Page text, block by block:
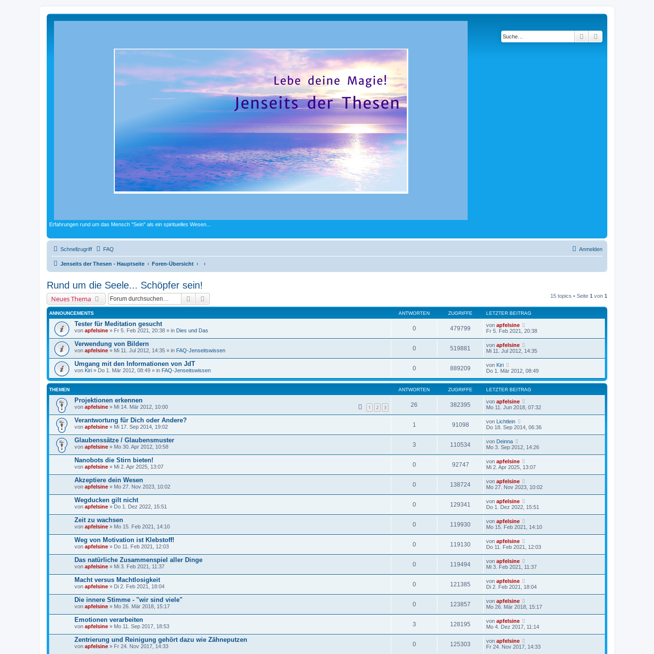
Erfahrungen rund um das Mensch "Sein" als ein spirituelles Wesen...
Suche
Schnellzugriff FAQ Anmelden
Jenseits der Thesen - Hauptseite Foren-Übersicht
Rund um die Seele... Schöpfer sein!
Neues Thema Suche 15 topics • Seite 1 von 1
ANNOUNCEMENTS ANTWORTEN ZUGRIFFE LETZTER BEITRAG
Tester für Meditation gesucht
von apfelsine » Fr 5. Feb 2021, 20:38 » in Dies und Das 0 479799 von apfelsine
Fr 5. Feb 2021, 20:38
Verwendung von Bildern
von apfelsine » Mi 11. Jul 2012, 14:35 » in FAQ-Jenseitswissen 0 519881 von apfelsine
Mi 11. Jul 2012, 14:35
Umgang mit den Informationen von JdT
von Kiri » Do 1. Mär 2012, 08:49 » in FAQ-Jenseitswissen 0 889209 von Kiri
Do 1. Mär 2012, 08:49
THEMEN ANTWORTEN ZUGRIFFE LETZTER BEITRAG
Projektionen erkennen
von apfelsine » Mi 14. Mär 2012, 10:00 1 2 3 26 382395 von apfelsine
Mo 11. Jun 2018, 07:32
Verantwortung für Dich oder Andere?
von apfelsine » Mi 17. Sep 2014, 19:02 1 91098 von Lichtlein
Do 18. Sep 2014, 06:36
Glaubenssätze / Glaubensmuster
von apfelsine » Mo 30. Apr 2012, 10:58 3 110534 von Deinna
Mo 3. Sep 2012, 14:26
Nanobots die Stirn bieten!
von apfelsine » Mi 2. Apr 2025, 13:07 0 92747 von apfelsine
Mi 2. Apr 2025, 13:07
Akzeptiere dein Wesen
von apfelsine » Mo 27. Nov 2023, 10:02 0 138724 von apfelsine
Mo 27. Nov 2023, 10:02
Wegducken gilt nicht
von apfelsine » Do 1. Dez 2022, 15:51 0 129341 von apfelsine
Do 1. Dez 2022, 15:51
Zeit zu wachsen
von apfelsine » Mo 15. Feb 2021, 14:10 0 119930 von apfelsine
Mo 15. Feb 2021, 14:10
Weg von Motivation ist Klebstoff!
von apfelsine » Do 11. Feb 2021, 12:03 0 119130 von apfelsine
Do 11. Feb 2021, 12:03
Das natürliche Zusammenspiel aller Dinge
von apfelsine » Mi 3. Feb 2021, 11:37 0 119494 von apfelsine
Mi 3. Feb 2021, 11:37
Macht versus Machtlosigkeit
von apfelsine » Di 2. Feb 2021, 18:04 0 121385 von apfelsine
Di 2. Feb 2021, 18:04
Die innere Stimme - "wir sind viele"
von apfelsine » Mo 26. Mär 2018, 15:17 0 123857 von apfelsine
Mo 26. Mär 2018, 15:17
Emotionen verarbeiten
von apfelsine » Mo 11. Sep 2017, 18:53 3 128195 von apfelsine
Mo 4. Dez 2017, 11:14
Zentrierung und Reinigung gehört dazu wie Zähneputzen
von apfelsine » Fr 24. Nov 2017, 14:33 0 125303 von apfelsine
Fr 24. Nov 2017, 14:33